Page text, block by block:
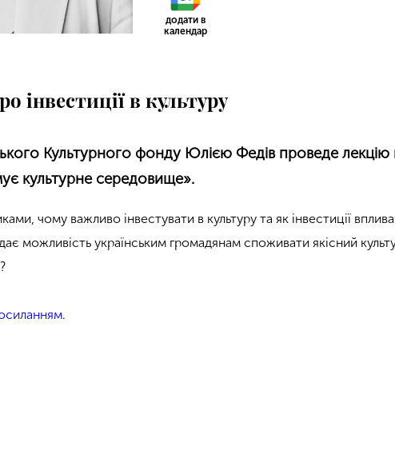
додати в
календар
інвестиції в культуру
Культурного фонду Юлією Федів проведе лекцію
культурне середовище».
чому важливо інвестувати в культуру та як інвестиції
можливість українським громадянам споживати якісний
.